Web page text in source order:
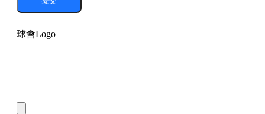
球會Logo